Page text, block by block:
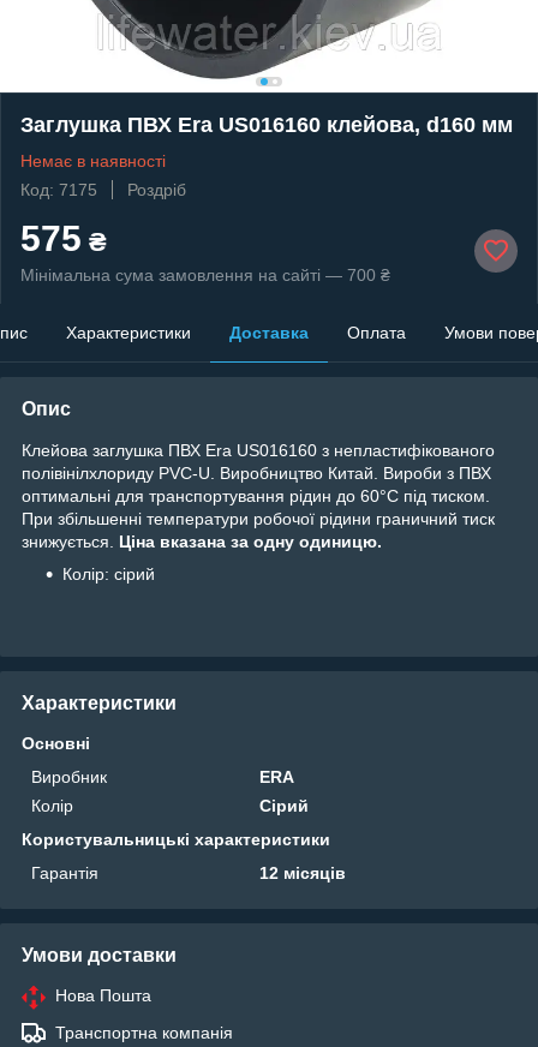
Заглушка ПВХ Era US016160 клейова, d160 мм
Немає в наявності
Код: 7175
Роздріб
575 ₴
Мінімальна сума замовлення на сайті — 700 ₴
Характеристики Доставка Оплата Умови
Опис
Клейова заглушка ПВХ Era US016160 з непластифікованого
полівінілхлориду PVC-U. Виробництво Китай. Вироби з ПВХ
оптимальні для транспортування рідин до 60°C під тиском.
При збільшенні температури робочої рідини граничний тиск
знижується. Ціна вказана за одну одиницю.
Колір: сірий
Характеристики
Основні
Виробник
ERA
Колір
Сірий
Користувальницькі характеристики
Гарантія
12 місяців
Умови доставки
Нова Пошта
Транспортна компанія